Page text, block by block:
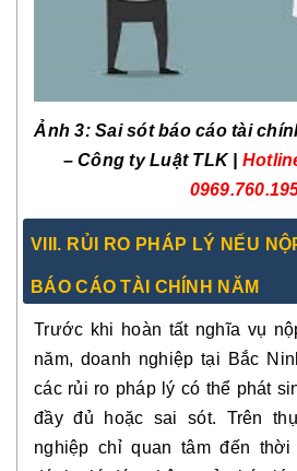
Ảnh 3: Sai sót báo cáo tài
– Công ty Luật TLK |
0969.760.19
VIII. RỦI RO PHÁP LÝ NẾU
BÁO CÁO TÀI CHÍNH NĂM
Trước khi hoàn tất nghĩa vụ
năm, doanh nghiệp tại Bắc
các rủi ro pháp lý có thể phát
đầy đủ hoặc sai sót. Trên
nghiệp chỉ quan tâm đến